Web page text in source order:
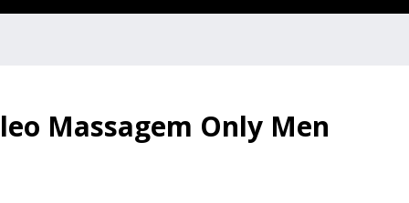
Massagem Only Men